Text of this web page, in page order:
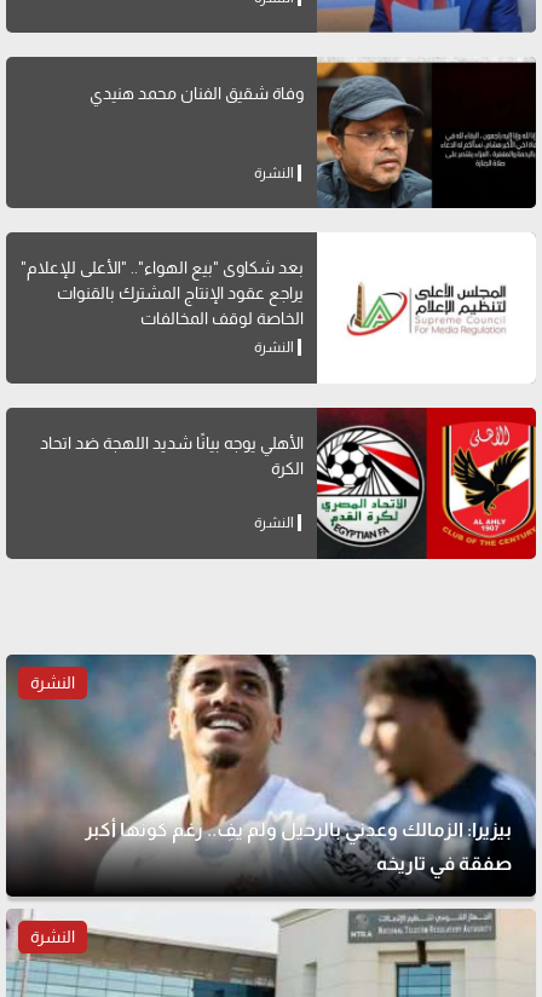
وفاة شقيق الفنان محمد هنيدي
النشرة
بعد شكاوى "بيع الهواء".. "الأعلى للإعلام"
يراجع عقود الإنتاج المشترك بالقنوات
الخاصة لوقف المخالفات
النشرة
الأهلي يوجه بيانًا شديد اللهجة ضد اتحاد
الكرة
النشرة
النشرة
بيزيرا: الزمالك وعدني بالرحيل ولم يفِ.. رغم كونها أكبر
صفقة في تاريخه
النشرة